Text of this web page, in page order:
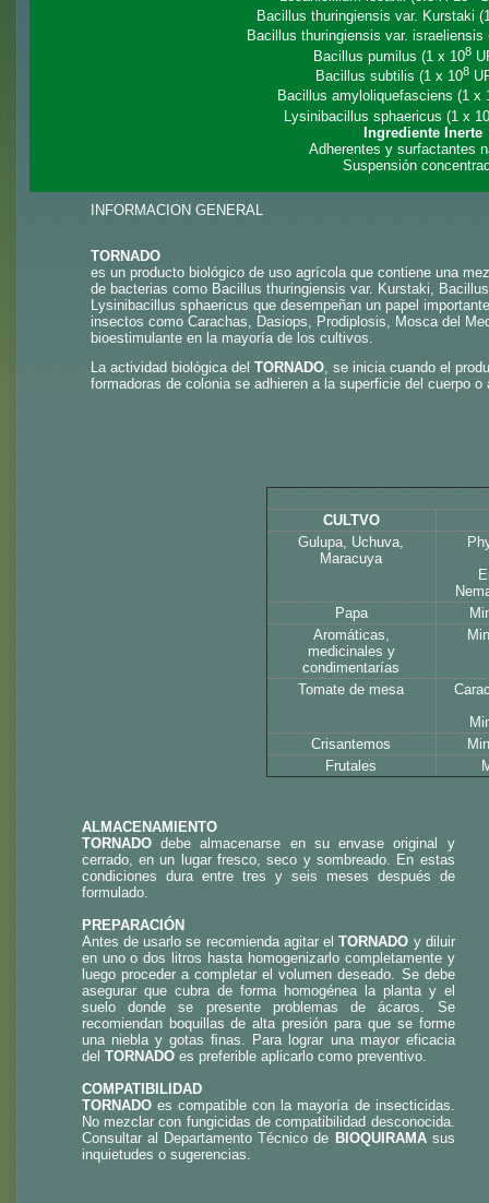
Bacillus thuringiensis var. Kurstaki
Bacillus thuringiensis var. israeliensis
Bacillus pumilus (1 x 108
Bacillus subtilis (1 x 108
Bacillus amyloliquefasciens (1 x
Lysinibacillus sphaericus (1 x
Ingrediente Inerte
Adherentes y surfactantes
Suspensión
INFORMACION GENERAL
TORNADO
es un producto biológico de uso agrícola que contiene una
de bacterias como Bacillus thuringiensis var. Kurstaki,
Lysinibacillus sphaericus que desempeñan un papel
insectos como Carachas, Dasiops, Prodiplosis, Mosca del
bioestimulante en la mayoría de los cultivos.
La actividad biológica del TORNADO, se inicia cuando el
formadoras de colonia se adhieren a la superficie del cuerpo
CULTVO
Gulupa, Uchuva,
Maracuya
Papa
Aromáticas,
medicinales y
condimentarías
Tomate de mesa
Crisantemos
Frutales
ALMACENAMIENTO
TORNADOdebe almacenarse en su envase original y
cerrado, en un lugar fresco, seco y sombreado. En estas
condiciones dura entre tres y seis meses después de
formulado.
PREPARACIÓN
Antes de usarlo se recomienda agitar elTORNADO y diluir
en uno o dos litros hasta homogenizarlo completamente y
luego proceder a completar el volumen deseado. Se debe
asegurar que cubra de forma homogénea la planta y el
suelo donde se presente problemas de ácaros. Se
recomiendan boquillas de alta presión para que se forme
una niebla y gotas ﬁnas. Para lograr una mayor eficacia
del TORNADOes preferible aplicarlo como preventivo.
COMPATIBILIDAD
TORNADO es compatible con la mayoría de insecticidas.
No mezclar con fungicidas de compatibilidad desconocida.
Consultar al Departamento Técnico de BIOQUIRAMAsus
inquietudes o sugerencias.